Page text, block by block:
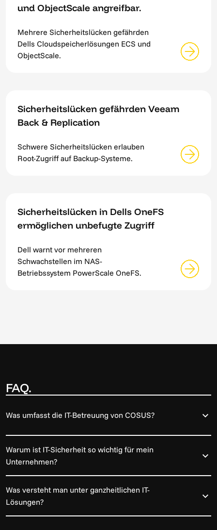
und ObjectScale angreifbar.
Mehrere Sicherheitslücken gefährden
Dells Cloudspeicherlösungen ECS und
ObjectScale.
Sicherheitslücken gefährden Veeam
Back & Replication
Schwere Sicherheitslücken erlauben
Root-Zugriff auf Backup-Systeme.
Sicherheitslücken in Dells OneFS
ermöglichen unbefugte Zugriff
Dell warnt vor mehreren
Schwachstellen im NAS-
Betriebssystem PowerScale OneFS.
FAQ.
Was umfasst die IT-Betreuung von COSUS?
Warum ist IT-Sicherheit so wichtig für mein
Unternehmen?
Was versteht man unter ganzheitlichen IT-
Lösungen?